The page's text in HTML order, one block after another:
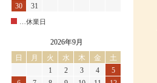
30
31
…休業日
2026年9月
日
月 火 水 木 金
土
1
2 3 4
5